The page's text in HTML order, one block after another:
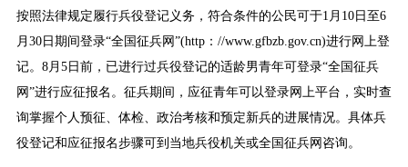
按照法律规定履行兵役登记义务，符合条件的公民可于1月10日至6
月30日期间登录“全国征兵网”(http：//www.gfbzb.gov.cn)进行网上登
记。8月5日前，已进行过兵役登记的适龄男青年可登录“全国征兵
网”进行应征报名。征兵期间，应征青年可以登录网上平台，实时查
询掌握个人预征、体检、政治考核和预定新兵的进展情况。具体兵
役登记和应征报名步骤可到当地兵役机关或全国征兵网咨询。